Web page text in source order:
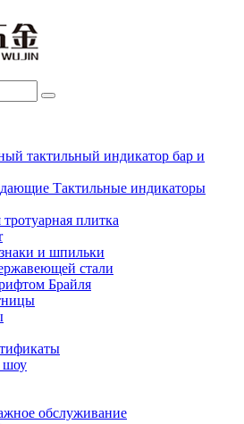
тактильный индикатор бар и
Тактильные индикаторы
плитка
и шпильки
стали
Брайля
шоу
обслуживание